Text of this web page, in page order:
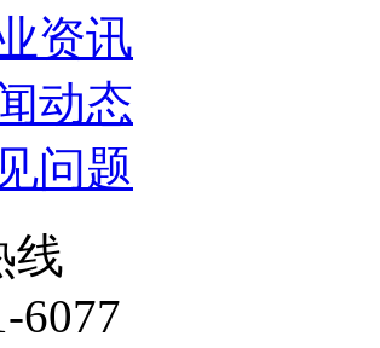
资讯
动态
问题
线
6077